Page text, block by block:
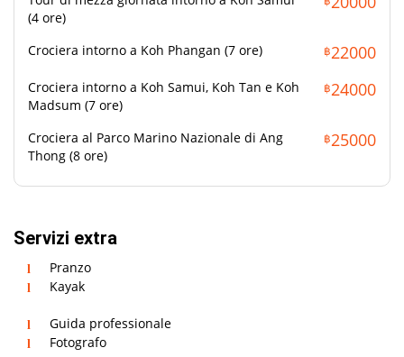
Occhiali da sole
Asciugamano
(4 ore)
Crociera intorno a Koh Phangan (7 ore) ฿22000
Crociera intorno a Koh Samui, Koh Tan e Koh
Madsum (7 ore)
฿24000
Crociera al Parco Marino Nazionale di Ang
Thong (8 ore)
฿25000
Servizi extra
Pranzo
Kayak
Guida professionale
Fotografo